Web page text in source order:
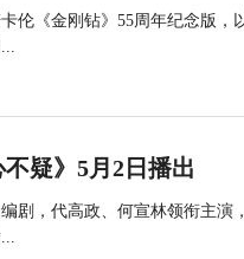
伦《金刚钻》55周年纪念版，
疑》5月2日播出
剧，代高政、何宣林领衔主